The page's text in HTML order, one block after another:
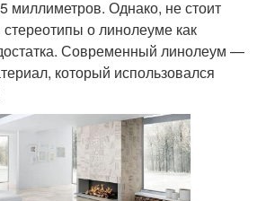
миллиметров. Однако, не стоит
стереотипы о линолеуме как
достатка. Современный линолеум —
который использовался